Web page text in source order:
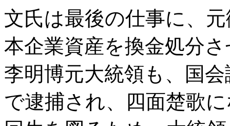
文氏は最後の仕事に、
本企業資産を換金処分
李明博元大統領も、国
で逮捕され、四面楚歌